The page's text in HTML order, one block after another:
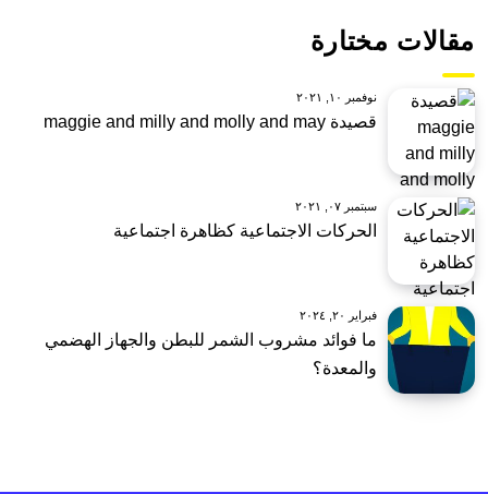
مقالات مختارة
نوفمبر ١٠, ٢٠٢١
قصيدة maggie and milly and molly and may
سبتمبر ٠٧, ٢٠٢١
الحركات الاجتماعية كظاهرة اجتماعية
فبراير ٢٠, ٢٠٢٤
ما فوائد مشروب الشمر للبطن والجهاز الهضمي
والمعدة؟